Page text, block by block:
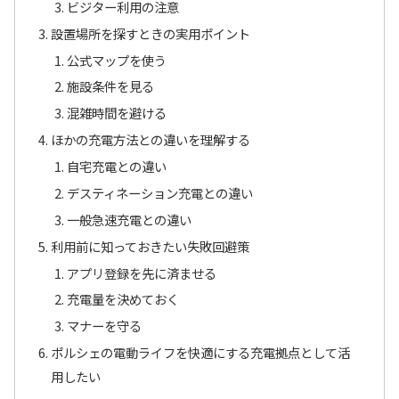
ビジター利用の注意
設置場所を探すときの実用ポイント
公式マップを使う
施設条件を見る
混雑時間を避ける
ほかの充電方法との違いを理解する
自宅充電との違い
デスティネーション充電との違い
一般急速充電との違い
利用前に知っておきたい失敗回避策
アプリ登録を先に済ませる
充電量を決めておく
マナーを守る
ポルシェの電動ライフを快適にする充電拠点として活
用したい